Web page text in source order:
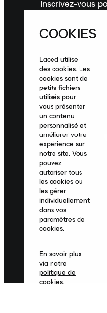
Inscrivez-vous
Inscrivez-vous à
dernières
recommandations
France|Français
COOKIES
Laced utilise
des cookies. Les
cookies sont de
petits fichiers
utilisés pour
vous présenter
un contenu
personnalisé et
améliorer votre
expérience sur
notre site. Vous
pouvez
autoriser tous
les cookies ou
les gérer
individuellement
dans vos
paramètres de
cookies.
En savoir plus
via notre
politique de
cookies.